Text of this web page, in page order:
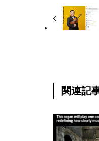
関連記